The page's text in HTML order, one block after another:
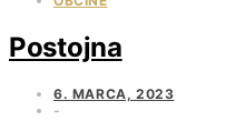
Postojna
6. MARCA, 2023